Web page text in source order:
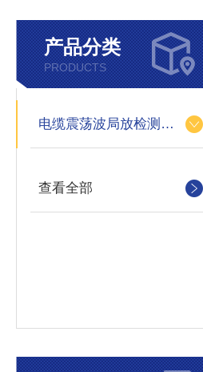
产品分类
PRODUCTS
电缆震荡波局放检测装置
查看全部